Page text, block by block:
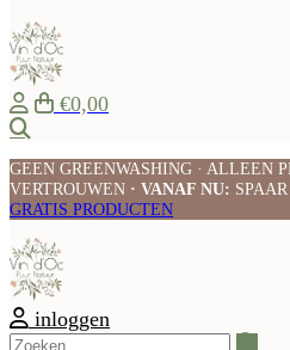
€0,00
GEEN GREENWASHING · ALLEEN
VERTROUWEN · VANAF NU:
GRATIS PRODUCTEN
inloggen